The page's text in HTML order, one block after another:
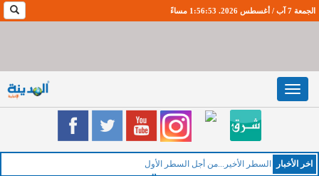
الجمعة 7 آب / أغسطس 2026. 1:56:53 مساءً
Toggle
navigation
اخر اﻷخبار السطر الأخير...من أجل السطر الأول